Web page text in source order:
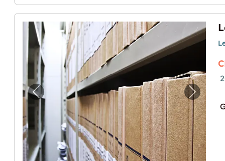
Previous image for "Lagerraum zu Next